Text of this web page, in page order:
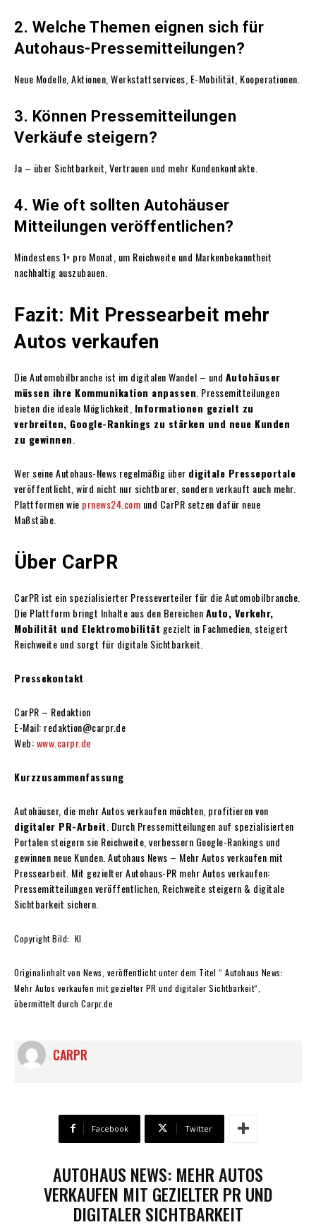
2. Welche Themen eignen sich für
Autohaus-Pressemitteilungen?
Neue Modelle, Aktionen, Werkstattservices, E-Mobilität, Kooperationen.
3. Können Pressemitteilungen
Verkäufe steigern?
Ja – über Sichtbarkeit, Vertrauen und mehr Kundenkontakte.
4. Wie oft sollten Autohäuser
Mitteilungen veröffentlichen?
Mindestens 1× pro Monat, um Reichweite und Markenbekanntheit
nachhaltig auszubauen.
Fazit: Mit Pressearbeit mehr
Autos verkaufen
Die Automobilbranche ist im digitalen Wandel – und Autohäuser
müssen ihre Kommunikation anpassen . Pressemitteilungen
bieten die ideale Möglichkeit, Informationen gezielt zu
verbreiten, Google-Rankings zu stärken und neue Kunden
zu gewinnen
Wer seine Autohaus-News regelmäßig über digitale Presseportale
veröffentlicht, wird nicht nur sichtbarer, sondern verkauft auch mehr.
Plattformen wie prnews24.com und CarPR setzen dafür neue
Maßstäbe.
Über CarPR
CarPR ist ein spezialisierter Presseverteiler für die Automobilbranche.
Die Plattform bringt Inhalte aus den BereichenAuto, Verkehr,
Mobilität und Elektromobilität gezielt in Fachmedien, steigert
Reichweite und sorgt für digitale Sichtbarkeit.
Pressekontakt
CarPR – Redaktion
E-Mail: redaktion@carpr.de
Web:www.carpr.de
Kurzzusammenfassung
Autohäuser, die mehr Autos verkaufen möchten, profitieren von
digitaler PR-Arbeit . Durch Pressemitteilungen auf spezialisierten
Portalen steigern sie Reichweite, verbessern Google-Rankings und
gewinnen neue Kunden. Autohaus News – Mehr Autos verkaufen mit
Pressearbeit. Mit gezielter Autohaus-PR mehr Autos verkaufen:
Pressemitteilungen veröffentlichen, Reichweite steigern & digitale
Sichtbarkeit sichern.
Copyright Bild: KI
Originalinhalt von News, veröffentlicht unter dem Titel “ Autohaus News:
Mehr Autos verkaufen mit gezielter PR und digitaler Sichtbarkeit“,
übermittelt durch Carpr.de
CARPR
Facebook Twitter
AUTOHAUS NEWS: MEHR AUTOS
VERKAUFEN MIT GEZIELTER PR UND
DIGITALER SICHTBARKEIT